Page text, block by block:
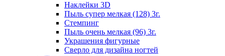
Наклейки 3D
Пыль супер мелкая (128) 3г.
Стемпинг
Пыль очень мелкая (96) 3г.
Украшения фигурные
Сверло для дизайна ногтей